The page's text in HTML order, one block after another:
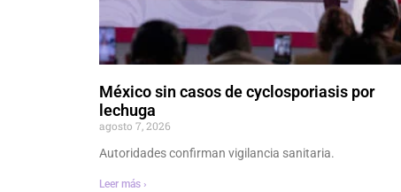
México sin casos de cyclosporiasis por
lechuga
agosto 7, 2026
Autoridades confirman vigilancia sanitaria.
Leer más ›